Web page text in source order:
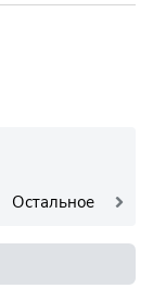
Остальное